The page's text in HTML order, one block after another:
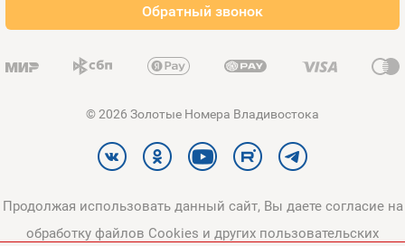
Обратный звонок
© 2026 Золотые Номера Владивостока
Продолжая использовать данный сайт, Вы даете согласие на
обработку файлов Cookies и других пользовательских